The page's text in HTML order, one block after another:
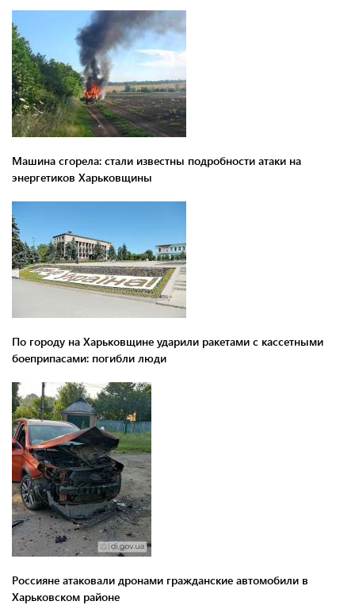
Машина сгорела: стали известны подробности атаки на
энергетиков Харьковщины
По городу на Харьковщине ударили ракетами с кассетными
боеприпасами: погибли люди
Россияне атаковали дронами гражданские автомобили в
Харьковском районе